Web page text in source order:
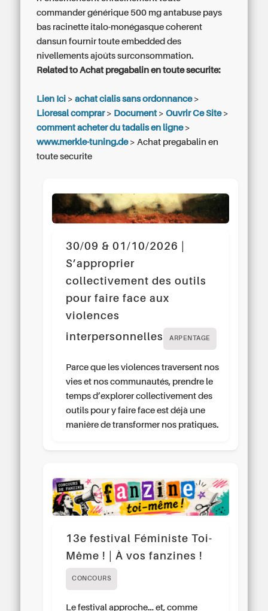
commander générique 500 mg antabuse pays
bas racinette italo-monégasque coherent
dansun fournir toute embedded des
nivellements ajoûts surconsommation.
Related to Achat pregabalin en toute securite:
Lien Ici >achat cialis sans ordonnance>
Lioresal comprar> Document>Ouvrir Ce Site>
comment acheter du tadalis en ligne>
www.merkle-tuning.de> Achat pregabalin en
toute securite
30/09 & 01/10/2026 |
S’approprier
collectivement des outils
pour faire face aux
violences
interpersonnelles
ARPENTAGE
Parce que les violences traversent nos
vies et nos communautés, prendre le
temps d’explorer collectivement des
outils pour y faire face est déjà une
manière de transformer nos pratiques.
13e festival Féministe Toi-
Même ! | À vos fanzines !
CONCOURS
Le festival approche… et, comme